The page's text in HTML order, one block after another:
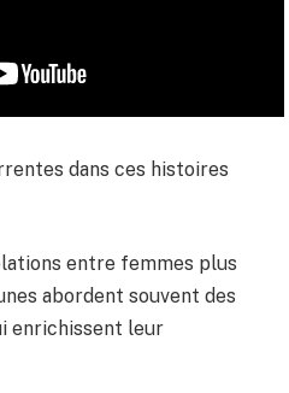
dans ces histoires
entre femmes plus
abordent souvent des
enrichissent leur